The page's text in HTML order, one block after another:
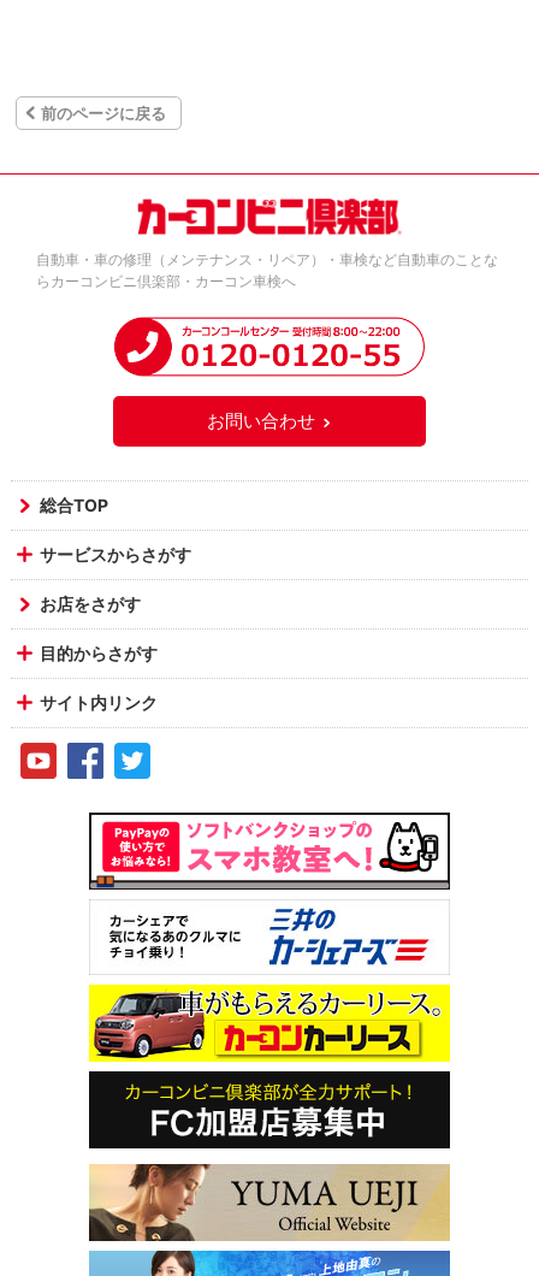
前のページに戻る
自動車・車の修理（メンテナンス・リペア）・車検など自動車のことな
らカーコンビニ倶楽部・カーコン車検へ
お問い合わせ
総合TOP
サービスからさがす
お店をさがす
目的からさがす
サイト内リンク